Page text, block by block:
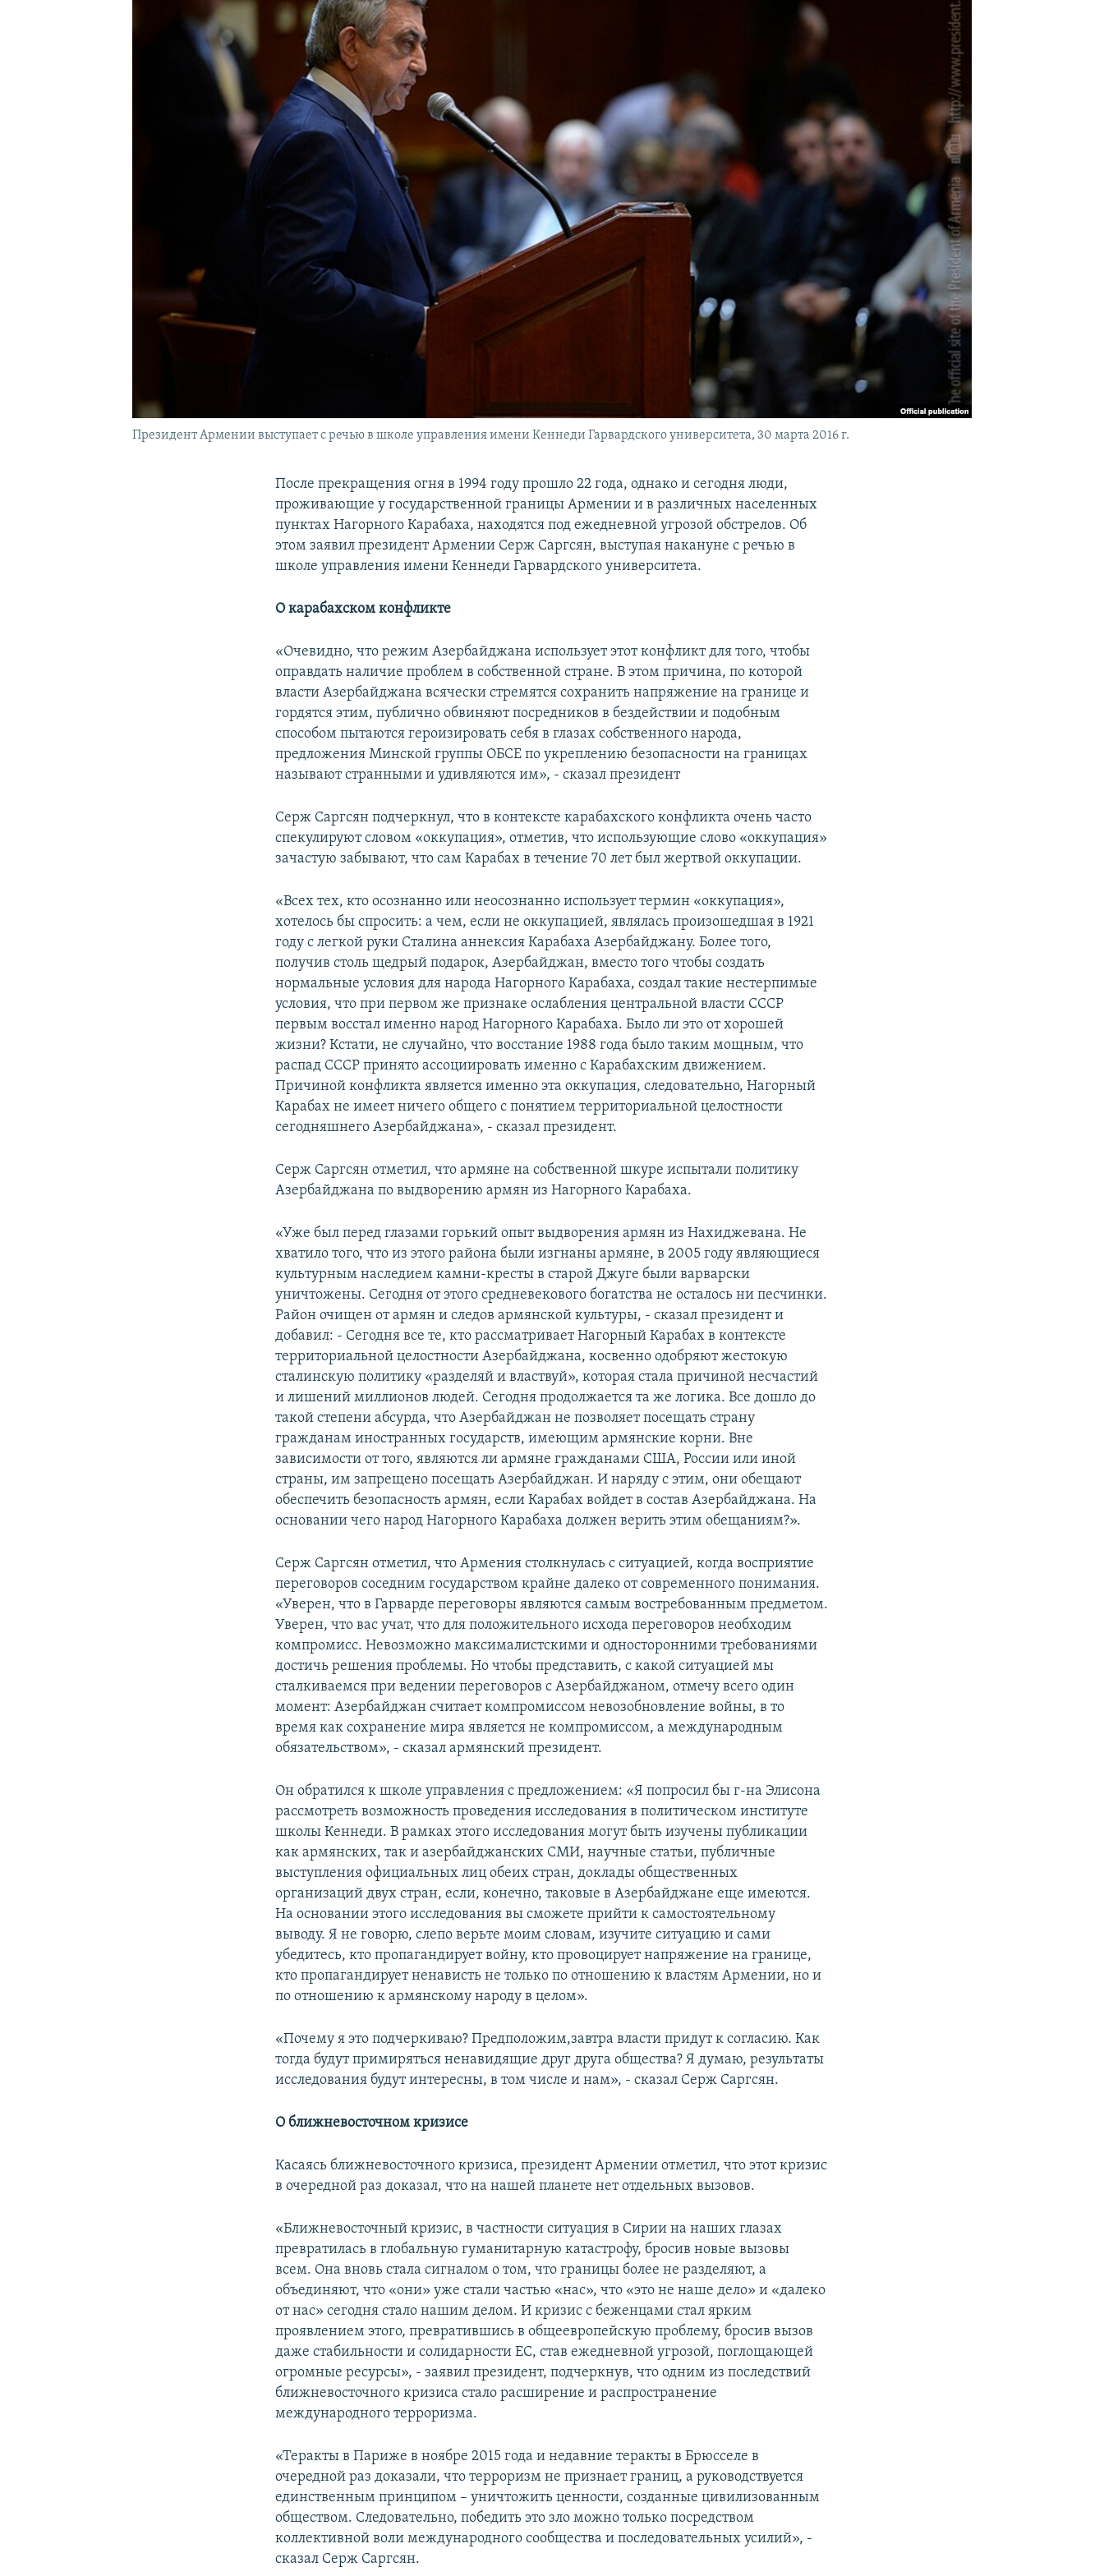
Президент Армении выступает с речью в школе управления имени Кеннеди Гарвардского университета, 30 марта 2016 г.
После прекращения огня в 1994 году прошло 22 года, однако и сегодня люди,
проживающие у государственной границы Армении и в различных населенных
пунктах Нагорного Карабаха, находятся под ежедневной угрозой обстрелов. Об
этом заявил президент Армении Серж Саргсян, выступая накануне с речью в
школе управления имени Кеннеди Гарвардского университета.
О карабахском конфликте
«Очевидно, что режим Азербайджана использует этот конфликт для того, чтобы
оправдать наличие проблем в собственной стране. В этом причина, по которой
власти Азербайджана всячески стремятся сохранить напряжение на границе и
гордятся этим, публично обвиняют посредников в бездействии и подобным
способом пытаются героизировать себя в глазах собственного народа,
предложения Минской группы ОБСЕ по укреплению безопасности на границах
называют странными и удивляются им», - сказал президент
Серж Саргсян подчеркнул, что в контексте карабахского конфликта очень часто
спекулируют словом «оккупация», отметив, что использующие слово «оккупация»
зачастую забывают, что сам Карабах в течение 70 лет был жертвой оккупации.
«Всех тех, кто осознанно или неосознанно использует термин «оккупация»,
хотелось бы спросить: а чем, если не оккупацией, являлась произошедшая в 1921
году с легкой руки Сталина аннексия Карабаха Азербайджану. Более того,
получив столь щедрый подарок, Азербайджан, вместо того чтобы создать
нормальные условия для народа Нагорного Карабаха, создал такие нестерпимые
условия, что при первом же признаке ослабления центральной власти СССР
первым восстал именно народ Нагорного Карабаха. Было ли это от хорошей
жизни? Кстати, не случайно, что восстание 1988 года было таким мощным, что
распад СССР принято ассоциировать именно с Карабахским движением.
Причиной конфликта является именно эта оккупация, следовательно, Нагорный
Карабах не имеет ничего общего с понятием территориальной целостности
сегодняшнего Азербайджана», - сказал президент.
Серж Саргсян отметил, что армяне на собственной шкуре испытали политику
Азербайджана по выдворению армян из Нагорного Карабаха.
«Уже был перед глазами горький опыт выдворения армян из Нахиджевана. Не
хватило того, что из этого района были изгнаны армяне, в 2005 году являющиеся
культурным наследием камни-кресты в старой Джуге были варварски
уничтожены. Сегодня от этого средневекового богатства не осталось ни песчинки.
Район очищен от армян и следов армянской культуры, - сказал президент и
добавил: - Сегодня все те, кто рассматривает Нагорный Карабах в контексте
территориальной целостности Азербайджана, косвенно одобряют жестокую
сталинскую политику «разделяй и властвуй», которая стала причиной несчастий
и лишений миллионов людей. Сегодня продолжается та же логика. Все дошло до
такой степени абсурда, что Азербайджан не позволяет посещать страну
гражданам иностранных государств, имеющим армянские корни. Вне
зависимости от того, являются ли армяне гражданами США, России или иной
страны, им запрещено посещать Азербайджан. И наряду с этим, они обещают
обеспечить безопасность армян, если Карабах войдет в состав Азербайджана. На
основании чего народ Нагорного Карабаха должен верить этим обещаниям?».
Серж Саргсян отметил, что Армения столкнулась с ситуацией, когда восприятие
переговоров соседним государством крайне далеко от современного понимания.
«Уверен, что в Гарварде переговоры являются самым востребованным предметом.
Уверен, что вас учат, что для положительного исхода переговоров необходим
компромисс. Невозможно максималистскими и односторонними требованиями
достичь решения проблемы. Но чтобы представить, с какой ситуацией мы
сталкиваемся при ведении переговоров с Азербайджаном, отмечу всего один
момент: Азербайджан считает компромиссом невозобновление войны, в то
время как сохранение мира является не компромиссом, а международным
обязательством», - сказал армянский президент.
Он обратился к школе управления с предложением: «Я попросил бы г-на Элисона
рассмотреть возможность проведения исследования в политическом институте
школы Кеннеди. В рамках этого исследования могут быть изучены публикации
как армянских, так и азербайджанских СМИ, научные статьи, публичные
выступления официальных лиц обеих стран, доклады общественных
организаций двух стран, если, конечно, таковые в Азербайджане еще имеются.
На основании этого исследования вы сможете прийти к самостоятельному
выводу. Я не говорю, слепо верьте моим словам, изучите ситуацию и сами
убедитесь, кто пропагандирует войну, кто провоцирует напряжение на границе,
кто пропагандирует ненависть не только по отношению к властям Армении, но и
по отношению к армянскому народу в целом».
«Почему я это подчеркиваю? Предположим,завтра власти придут к согласию. Как
тогда будут примиряться ненавидящие друг друга общества? Я думаю, результаты
исследования будут интересны, в том числе и нам», - сказал Серж Саргсян.
О ближневосточномкризисе
Касаясь ближневосточного кризиса, президент Армении отметил, что этот кризис
в очередной раз доказал, что на нашей планете нет отдельных вызовов.
«Ближневосточный кризис, в частности ситуация в Сирии на наших глазах
превратилась в глобальную гуманитарную катастрофу, бросив новые вызовы
всем. Она вновь стала сигналом о том, что границы более не разделяют, а
объединяют, что «они» уже стали частью «нас», что «это не наше дело» и «далеко
от нас» сегодня стало нашим делом. И кризис с беженцами стал ярким
проявлением этого, превратившись в общеевропейскую проблему, бросив вызов
даже стабильности и солидарности ЕС, став ежедневной угрозой, поглощающей
огромные ресурсы», - заявил президент, подчеркнув, что одним из последствий
ближневосточного кризиса стало расширение и распространение
международного терроризма.
«Теракты в Париже в ноябре 2015 года и недавние теракты в Брюсселе в
очередной раз доказали, что терроризм не признает границ, а руководствуется
единственным принципом – уничтожить ценности, созданные цивилизованным
обществом. Следовательно, победить это зло можно только посредством
коллективной воли международного сообщества и последовательных усилий», -
сказал Серж Саргсян.